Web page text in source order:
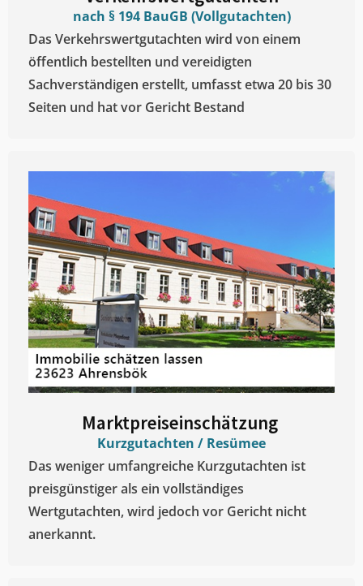
nach § 194 BauGB (Vollgutachten)
Das Verkehrswertgutachten wird von einem
öffentlich bestellten und vereidigten
Sachverständigen erstellt, umfasst etwa 20 bis 30
Seiten und hat vor Gericht Bestand
Marktpreiseinschätzung ​
Kurzgutachten / Resümee
Das weniger umfangreiche Kurzgutachten ist
preisgünstiger als ein vollständiges
Wertgutachten, wird jedoch vor Gericht nicht
anerkannt.